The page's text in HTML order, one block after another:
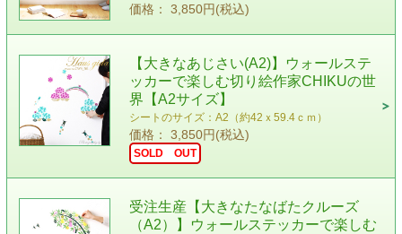
価格： 3,850円(税込)
【大きなあじさい(A2)】ウォールステ
ッカーで楽しむ切り絵作家CHIKUの世
界【A2サイズ】
シートのサイズ：A2（約42ｘ59.4ｃｍ）
価格： 3,850円(税込)
SOLD OUT
受注生産【大きなたなばたクルーズ
（A2）】ウォールステッカーで楽しむ